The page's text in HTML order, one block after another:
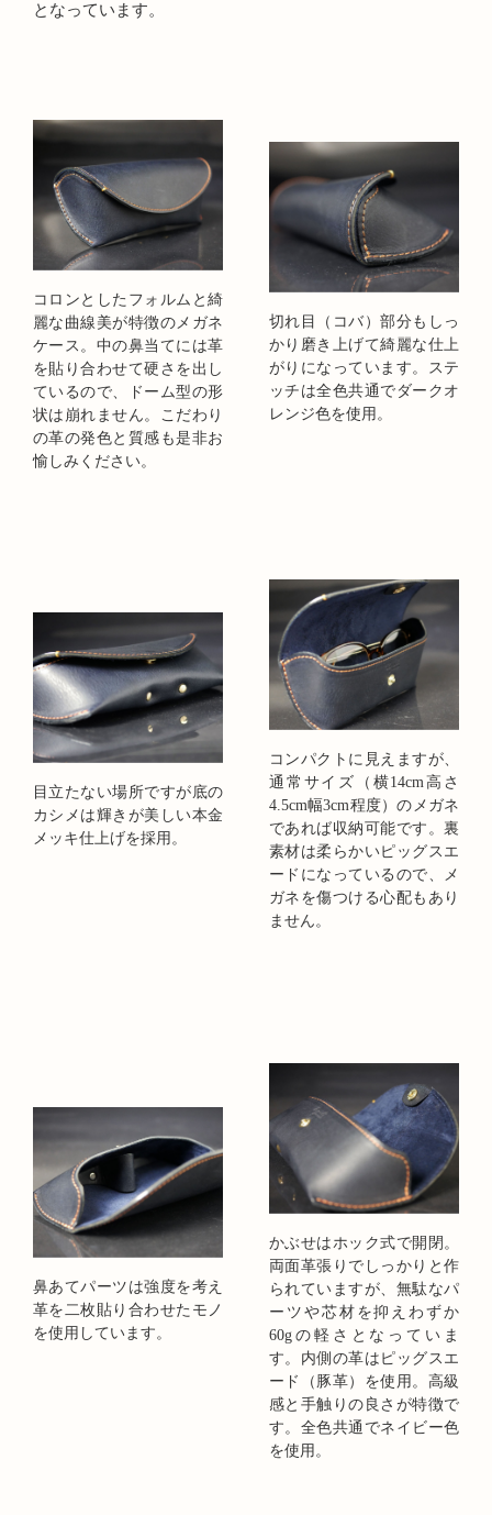
となっています。
コロンとしたフォルムと綺
麗な曲線美が特徴のメガネ
ケース。中の鼻当てには革
を貼り合わせて硬さを出し
ているので、ドーム型の形
状は崩れません。こだわり
の革の発色と質感も是非お
愉しみください。
切れ目（コバ）部分もしっ
かり磨き上げて綺麗な仕上
がりになっています。ステ
ッチは全色共通でダークオ
レンジ色を使用。
目立たない場所ですが底の
カシメは輝きが美しい本金
メッキ仕上げを採用。
コンパクトに見えますが、
通常サイズ（横14cm高さ
4.5cm幅3cm程度）のメガネ
であれば収納可能です。裏
素材は柔らかいピッグスエ
ードになっているので、メ
ガネを傷つける心配もあり
ません。
鼻あてパーツは強度を考え
革を二枚貼り合わせたモノ
を使用しています。
かぶせはホック式で開閉。
両面革張りでしっかりと作
られていますが、無駄なパ
ーツや芯材を抑えわずか
60gの軽さとなっていま
す。内側の革はピッグスエ
ード（豚革）を使用。高級
感と手触りの良さが特徴で
す。全色共通でネイビー色
を使用。